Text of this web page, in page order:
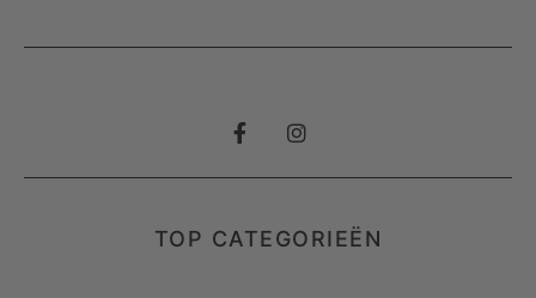
TOP CATEGORIEËN